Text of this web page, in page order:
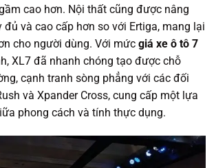
cao hơn. Nội thất cũng được nâng
và cao cấp hơn so với Ertiga, mang lại
cho người dùng. Với mức giá xe ô tô 7
XL7 đã nhanh chóng tạo được chỗ
cạnh tranh sòng phẳng với các đối
và Xpander Cross, cung cấp một lựa
phong cách và tính thực dụng.